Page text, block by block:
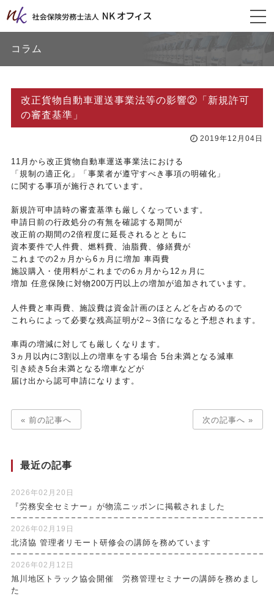
コラム
改正貨物自動車運送事業法等の影響②「新規許可
の審査基準」
2019年12月04日
11月から改正貨物自動車運送事業法における
「規制の適正化」「事業者が遵守すべき事項の明確化」
に関する事項が施行されています。
新規許可申請時の審査基準も厳しくなっています。
申請日前の行政処分の有無を確認する期間が
改正前の期間の2倍程度に延長されるとともに
資本要件で人件費、燃料費、油脂費、修繕費が
これまでの2ヵ月から6ヵ月に増加 車両費
施設購入・使用料がこれまでの6ヵ月から12ヵ月に
増加 任意保険に対物200万円以上の増加が追加されています。
人件費と車両費、施設費は資金計画のほとんどを占めるので
これらによって必要な残高証明が2～3倍になると予想されます。
車両の増減に対しても厳しくなります。
3ヵ月以内に3割以上の増車をする場合 5台未満となる減車
引き続き5台未満となる増車などが
届け出から認可申請になります。
« 前の記事へ 次の記事へ »
最近の記事
2026年02月20日
『労務安全セミナー』が物流ニッポンに掲載されました
2026年02月19日
北済協 管理者リモート研修会の講師を務めています
2026年02月12日
旭川地区トラック協会開催 労務管理セミナーの講師を務めまし
た